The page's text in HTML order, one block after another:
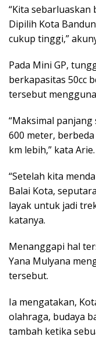
“Kita sebarluaskan
Dipilih Kota
cukup tinggi,”
Pada Mini GP,
berkapasitas 50cc
tersebut
“Maksimal
600 meter,
km lebih,” kata Arie.
“Setelah kita
Balai Kota,
layak untuk jadi
katanya.
Menanggapi hal
Yana Mulyana
tersebut.
Ia mengatakan,
olahraga, budaya
tambah ketika